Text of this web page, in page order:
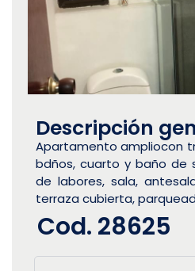
Descripción
Apartamento ampliocon
bdños, cuarto y baño de
de labores, sala,
terraza cubierta,
Cod. 28625